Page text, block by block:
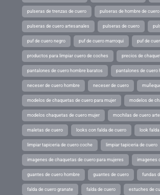
pulseras de trenzas de cuero pulseras de hombre de cuero
pulseras de cuero artesanales pulseras de cuero
puf de cuero negro puf de cuero marroqui puf de
productos para limpiar cuero de coches precios de
pantalones de cuero hombre baratos pantalones de cuero
neceser de cuero hombre neceser de cuero
modelos de chaquetas de cuero para mujer modelos de
modelos chaquetas de cuero mujer mochilas de cuero
maletas de cuero looks con falda de cuero look
limpiar tapiceria de cuero coche limpiar tapiceria de cuero
imagenes de chaquetas de cuero para mujeres imagenes
guantes de cuero hombre guantes de cuero fundas
falda de cuero granate falda de cuero estuches de